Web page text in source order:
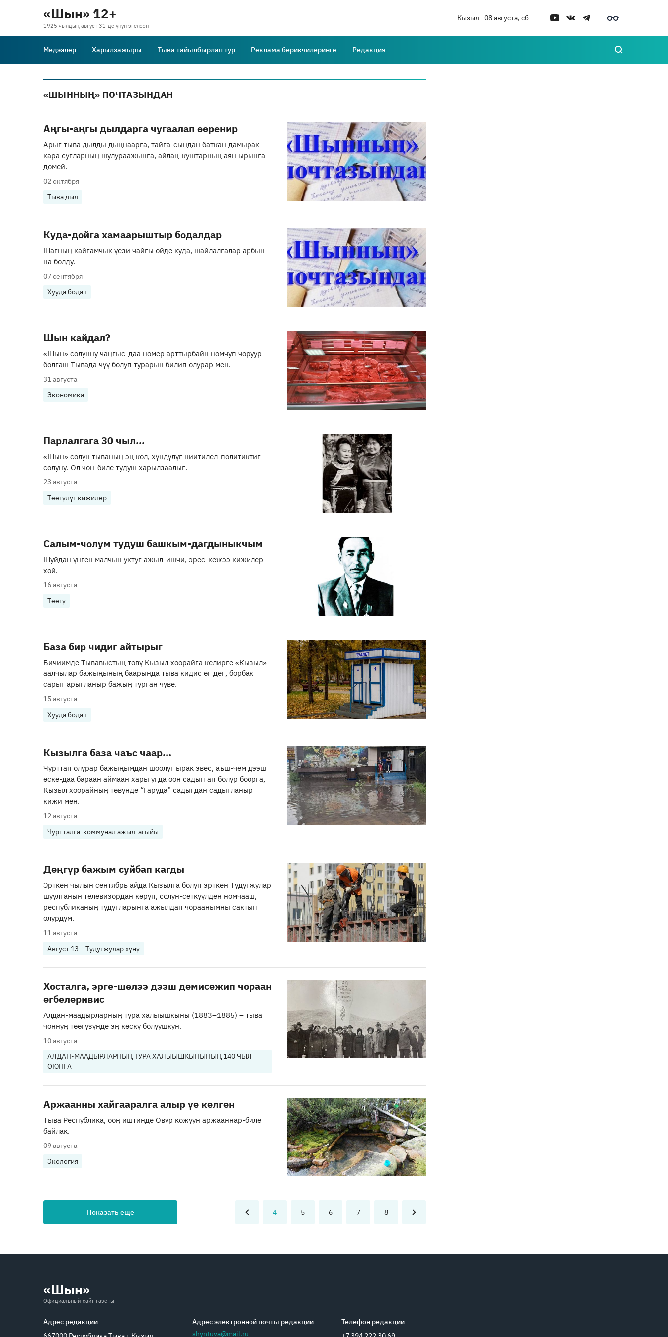
«Шын» 12+
1925 чылдың август 31-де үнүп эгелээн
Кызыл 08 августа, сб
Медээлер Харылзажыры Тыва тайылбырлап тур Реклама берикчилеринге Редакция
«ШЫННЫҢ» ПОЧТАЗЫНДАН
Аңгы-аңгы дылдарга чугаалап өөренир
Арыг тыва дылды дыңнаарга, тайга-сындан баткан дамырак
кара сугларның шулураажынга, айлаң-куштарның аян ырынга
дөмей.
02 октября
Тыва дыл
Куда-дойга хамаарыштыр бодалдар
Шагның кайгамчык үези чайгы өйде куда, шайлалгалар арбын-
на болду.
07 сентября
Хууда бодал
Шын кайдал?
«Шын» солунну чаңгыс-даа номер арттырбайн номчуп чоруур
болгаш Тывада чүү болуп турарын билип олурар мен.
31 августа
Экономика
Парлалгага 30 чыл...
«Шын» солун тываның эң кол, хүндүлүг ниитилел-политиктиг
солуну. Ол чон-биле тудуш харылзаалыг.
23 августа
Төөгүлүг кижилер
Салым-чолум тудуш башкым-дагдыныкчым
Шуйдан үнген малчын уктуг ажыл-ишчи, эрес-кежээ кижилер
хөй.
16 августа
Төөгү
База бир чидиг айтырыг
Бичиимде Тывавыстың төвү Кызыл хоорайга келирге «Кызыл»
аалчылар бажыңының баарында тыва кидис өг дег, борбак
сарыг арыгланыр бажың турган чүве.
15 августа
Хууда бодал
Кызылга база чаъс чаар...
Чурттап олурар бажыңымдан шоолуг ырак эвес, аъш-чем дээш
өске-даа бараан аймаан хары угда оон садып ап болур боорга,
Кызыл хоорайның төвүнде “Гаруда” садыгдан садыгланыр
кижи мен.
12 августа
Чуртталга-коммунал ажыл-агыйы
Дөңгүр бажым суйбап кагды
Эрткен чылын сентябрь айда Кызылга болуп эрткен Тудугжулар
шуулганын телевизордан көрүп, солун-сеткүүлден номчааш,
республиканың тудугларынга ажылдап чораанымны сактып
олурдум.
11 августа
Август 13 – Тудугжулар хүнү
Хосталга, эрге-шөлээ дээш демисежип чораан
өгбелеривис
Алдан-маадырларның тура халыышкыны (1883–1885) – тыва
чоннуң төөгүзүнде эң көскү болуушкун.
10 августа
АЛДАН-МААДЫРЛАРНЫҢ ТУРА ХАЛЫЫШКЫНЫНЫҢ 140 ЧЫЛ
ОЮНГА
Аржаанны хайгааралга алыр үе келген
Тыва Республика, ооң иштинде Өвүр кожуун аржааннар-биле
байлак.
09 августа
Экология
Показать еще 4 5 6 7 8
«Шын»
Официальный сайт газеты
Адрес редакции
Адрес электронной почты редакции
shyntuva@mail.ru
Телефон редакции